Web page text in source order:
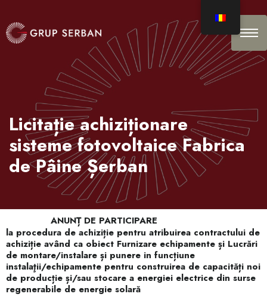
Licitație achiziționare
sisteme fotovoltaice Fabrica
de Pâine Șerban
ANUNȚ DE PARTICIPARE
la procedura de achiziție pentru atribuirea contractului de
achiziție având ca obiect Furnizare echipamente și Lucrări
de montare/instalare și punere in funcțiune
instalaţii/echipamente pentru construirea de capacități noi
de producție și/sau stocare a energiei electrice din surse
regenerabile de energie solară